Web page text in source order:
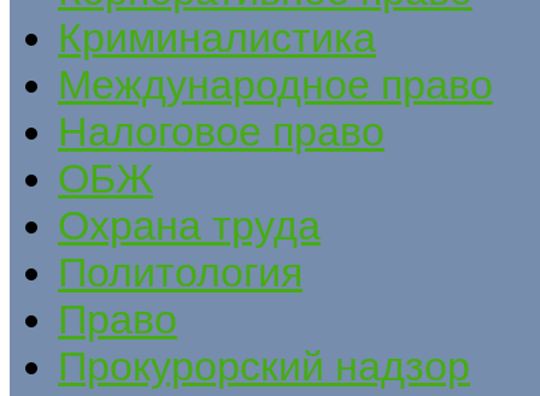
Криминалистика
Международное право
Налоговое право
ОБЖ
Охрана труда
Политология
Право
Прокурорский надзор